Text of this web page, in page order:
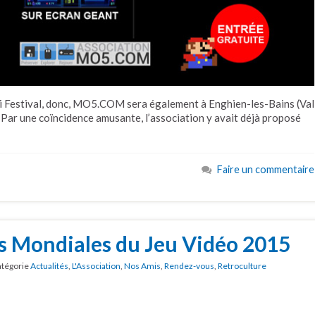
Festival, donc, MO5.COM sera également à Enghien-les-Bains (Val
une coïncidence amusante, l’association y avait déjà proposé
Faire un commentaire
Mondiales du Jeu Vidéo 2015
Actualités L'Association Nos Amis Rendez-vous Retroculture